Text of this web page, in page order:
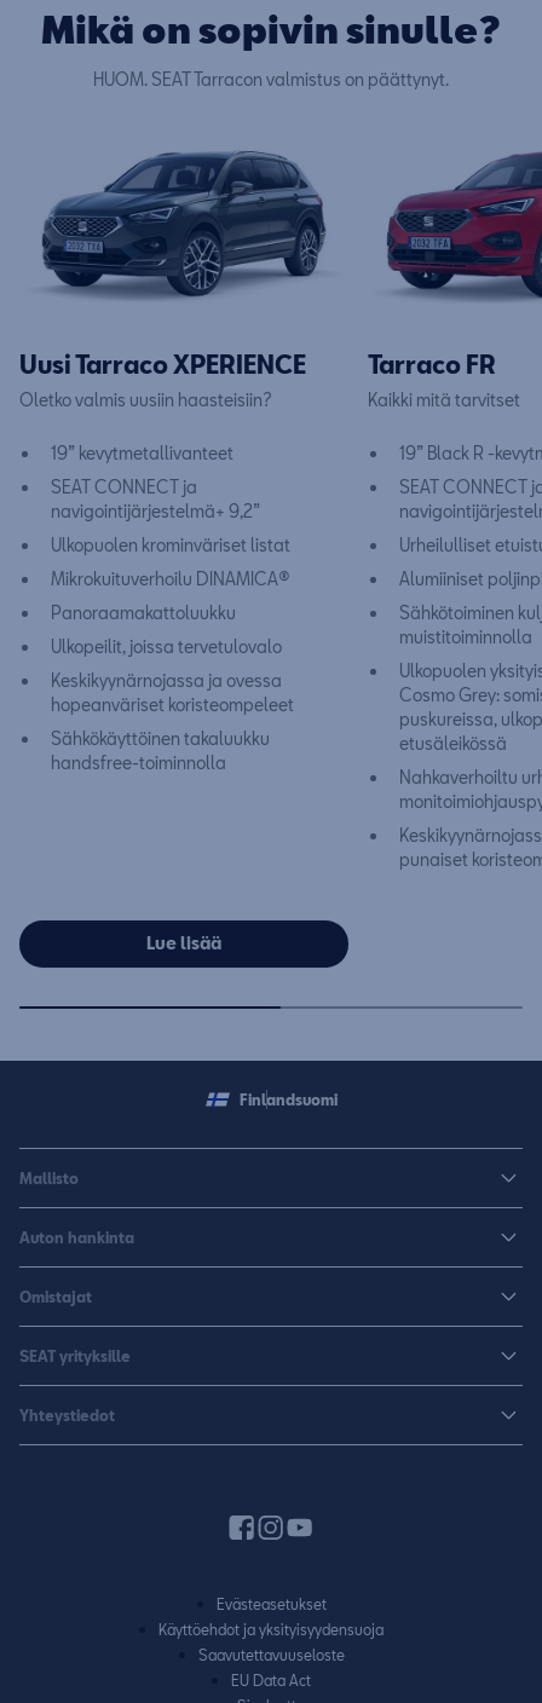
Mikä on sopivin sinulle?
HUOM. SEAT Tarracon valmistus on päättynyt.
Uusi Tarraco XPERIENCE
Oletko valmis uusiin haasteisiin?
19” kevytmetallivanteet
SEAT CONNECT ja
navigointijärjestelmä+ 9,2”
Ulkopuolen krominväriset listat
Mikrokuituverhoilu DINAMICA®
Panoraamakattoluukku
Ulkopeilit, joissa tervetulovalo
Keskikyynärnojassa ja ovessa
hopeanväriset koristeompeleet
Sähkökäyttöinen takaluukku
handsfree-toiminnolla
Lue lisää
Tarraco FR
Kaikki mitä tarvitset
19” Black R -
SEAT CONNECT
Urheilulliset
Alumiiniset
Sähkötoiminen
muistitoiminnolla
Ulkopuolen
Cosmo Grey:
puskureissa,
etusäleikössä
Nahkaverhoiltu
punaiset
Finlandsuomi
Mallisto
Leon Sportstourer
Sähköautot
CUPRA
Auton hankinta
K-Auto SEAT
Varaa koeajo
Hinnastot ja esitteet
Omistajat
Huolenpitosopimus
SEAT yrityksille
Yhteystiedot
Yhteydenottolomake
Evästeasetukset
Käyttöehdot ja yksityisyydensuoja
Saavutettavuuseloste
EU Data Act